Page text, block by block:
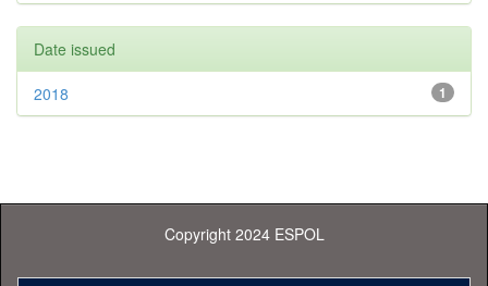
Date issued
1
2018
Copyright 2024 ESPOL